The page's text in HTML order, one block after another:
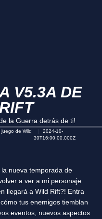
V5.3A DE
la Guerra detrás de ti!
de Wild
2024-10-
30T16:00:00.000Z
nueva temporada de
a ver a mi personaje
llegará a Wild Rift?! Entra
tus enemigos tiemblan
eventos, nuevos aspectos